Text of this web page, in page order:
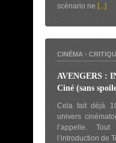
scénario ne [...]
CINÉMA -
AVENGERS :
Ciné (sans
Cela fait déjà
univers
l’appelle.
l’introduction de